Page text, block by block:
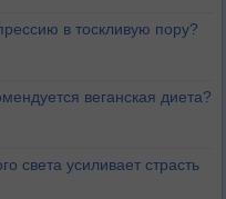
в тоскливую пору?
веганская диета?
света усиливает страсть